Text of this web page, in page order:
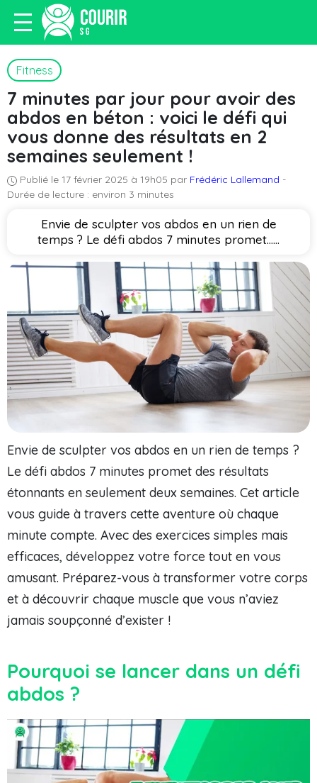
Fitness
7 minutes par jour pour avoir des
abdos en béton : voici le défi qui
vous donne des résultats en 2
semaines seulement !
Publié le 17 février 2025 à 19h05 par Frédéric Lallemand -
Durée de lecture : environ 3 minutes
Envie de sculpter vos abdos en un rien de
temps ? Le défi abdos 7 minutes promet…...
Envie de sculpter vos abdos en un rien de temps ?
Le défi abdos 7 minutes promet des résultats
étonnants en seulement deux semaines. Cet article
vous guide à travers cette aventure où chaque
minute compte. Avec des exercices simples mais
efficaces, développez votre force tout en vous
amusant. Préparez-vous à transformer votre corps
et à découvrir chaque muscle que vous n’aviez
jamais soupçonné d’exister !
Pourquoi se lancer dans un défi
abdos ?